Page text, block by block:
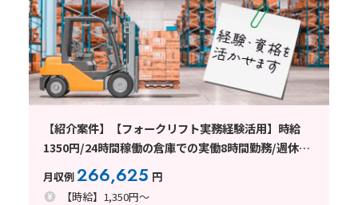
【紹介案件】【フォークリフト実務経験活用】時給
1350円/24時間稼働の倉庫での実働8時間勤務/週休2
日シフト制
月収例266,625 円
【時給】1,350円～